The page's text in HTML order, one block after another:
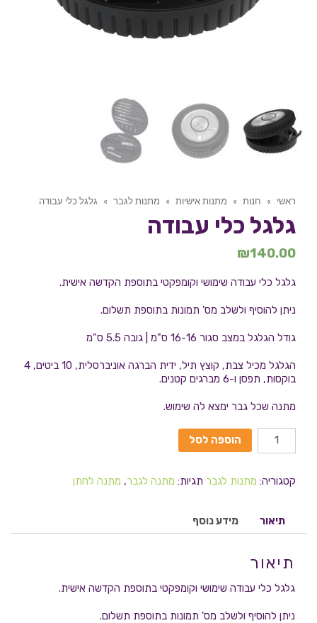
ראשי » חנות » מתנות אישיות » מתנות לגבר » גלגל כלי עבודה
גלגל כלי עבודה
₪140.00
גלגל כלי עבודה שימושי וקומפקטי בתוספת הקדשה אישית.
ניתן להוסיף ולשלב מס’ תמונות בתוספת תשלום.
גודל הגלגל במצב סגור 16-16 ס"מ | גובה 5.5 ס"מ
הגלגל מכיל צבת, קוצץ תיל, ידית הברגה אוניברסלית, 10 ביטים, 4
בוקסות, תפסן ו-6 מברגים קטנים.
מתנה שכל גבר ימצא לה שימוש.
הוספה לסל
קטגוריה: מתנות לגבר תגיות: מתנה לגבר, מתנה לחתן
תיאור מידע נוסף
תיאור
גלגל כלי עבודה שימושי וקומפקטי בתוספת הקדשה אישית.
ניתן להוסיף ולשלב מס’ תמונות בתוספת תשלום.